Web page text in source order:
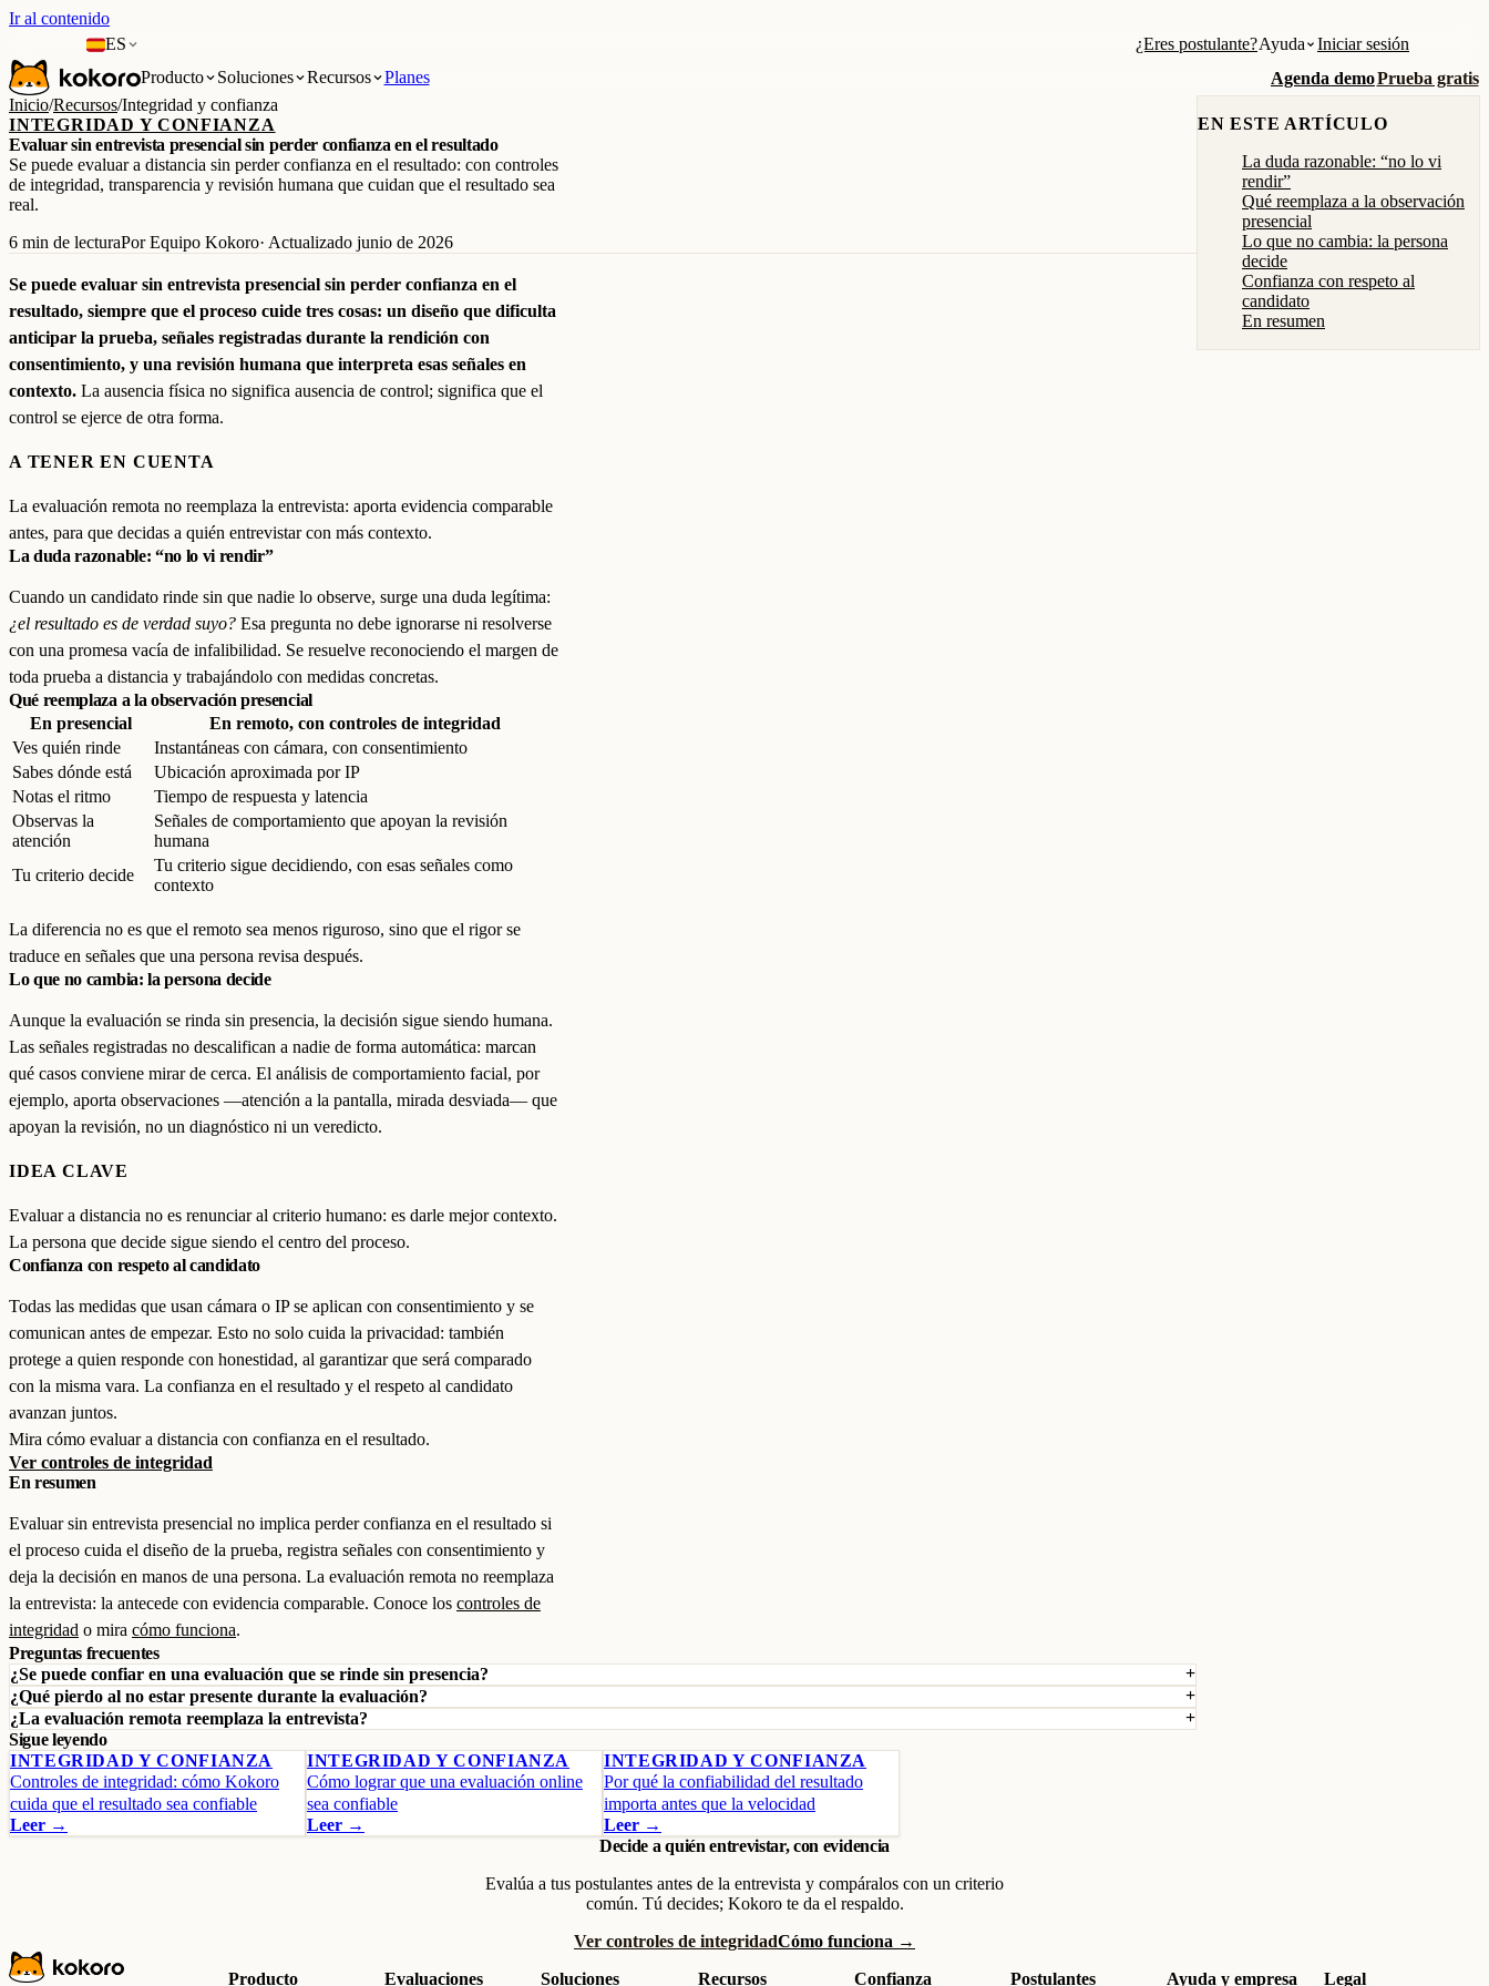
Ir al contenido
ES
¿Eres postulante?Ayuda
Iniciar sesión
Producto
Soluciones Recursos Planes Agenda demoPrueba gratis
Inicio/Recursos/Integridad y confianza
INTEGRIDAD Y CONFIANZA
Evaluar sin entrevista presencial sin perder confianza en el resultado
Se puede evaluar a distancia sin perder confianza en el resultado: con controles
de integridad, transparencia y revisión humana que cuidan que el resultado sea
real.
6 min de lecturaPor Equipo Kokoro· Actualizado junio de 2026
Se puede evaluar sin entrevista presencial sin perder confianza en el
resultado, siempre que el proceso cuide tres cosas: un diseño que dificulta
anticipar la prueba, señales registradas durante la rendición con
consentimiento, y una revisión humana que interpreta esas señales en
contexto. La ausencia física no significa ausencia de control; significa que el
control se ejerce de otra forma.
A TENER EN CUENTA
La evaluación remota no reemplaza la entrevista: aporta evidencia comparable
antes, para que decidas a quién entrevistar con más contexto.
La duda razonable: “no lo vi rendir”
Cuando un candidato rinde sin que nadie lo observe, surge una duda legítima:
¿el resultado es de verdad suyo? Esa pregunta no debe ignorarse ni resolverse
con una promesa vacía de infalibilidad. Se resuelve reconociendo el margen de
toda prueba a distancia y trabajándolo con medidas concretas.
Qué reemplaza a la observación presencial
En presencial
En remoto, con controles de integridad
Ves quién rinde
Instantáneas con cámara, con consentimiento
Sabes dónde está
Ubicación aproximada por IP
Notas el ritmo
Tiempo de respuesta y latencia
Observas la
atención
Señales de comportamiento que apoyan la revisión
humana
Tu criterio decide
Tu criterio sigue decidiendo, con esas señales como
contexto
La diferencia no es que el remoto sea menos riguroso, sino que el rigor se
traduce en señales que una persona revisa después.
Lo que no cambia: la persona decide
Aunque la evaluación se rinda sin presencia, la decisión sigue siendo humana.
Las señales registradas no descalifican a nadie de forma automática: marcan
qué casos conviene mirar de cerca. El análisis de comportamiento facial, por
ejemplo, aporta observaciones —atención a la pantalla, mirada desviada— que
apoyan la revisión, no un diagnóstico ni un veredicto.
IDEA CLAVE
Evaluar a distancia no es renunciar al criterio humano: es darle mejor contexto.
La persona que decide sigue siendo el centro del proceso.
Confianza con respeto al candidato
Todas las medidas que usan cámara o IP se aplican con consentimiento y se
comunican antes de empezar. Esto no solo cuida la privacidad: también
protege a quien responde con honestidad, al garantizar que será comparado
con la misma vara. La confianza en el resultado y el respeto al candidato
avanzan juntos.
Mira cómo evaluar a distancia con confianza en el resultado.
Ver controles de integridad
En resumen
Evaluar sin entrevista presencial no implica perder confianza en el resultado si
el proceso cuida el diseño de la prueba, registra señales con consentimiento y
deja la decisión en manos de una persona. La evaluación remota no reemplaza
la entrevista: la antecede con evidencia comparable. Conoce los controles de
integridad o mira cómo funciona.
Preguntas frecuentes
¿Se puede confiar en una evaluación que se rinde sin presencia?
¿Qué pierdo al no estar presente durante la evaluación?
¿La evaluación remota reemplaza la entrevista?
Sigue leyendo
INTEGRIDAD Y CONFIANZA
Controles de integridad: cómo Kokoro
cuida que el resultado sea confiable
Leer →
INTEGRIDAD Y CONFIANZA
Cómo lograr que una evaluación online
sea confiable
Leer →
INTEGRIDAD Y CONFIANZA
Por qué la confiabilidad del resultado
importa antes que la velocidad
Leer →
EN ESTE ARTÍCULO
La duda razonable: “no lo vi
rendir”
Qué reemplaza a la observación
presencial
Lo que no cambia: la persona
decide
Confianza con respeto al
candidato
En resumen
Decide a quién entrevistar, con evidencia
Evalúa a tus postulantes antes de la entrevista y compáralos con un criterio
común. Tú decides; Kokoro te da el respaldo.
Ver controles de integridadCómo funciona →
Producto
Evaluaciones Soluciones Recursos Confianza Postulantes Ayuda y empresa Legal